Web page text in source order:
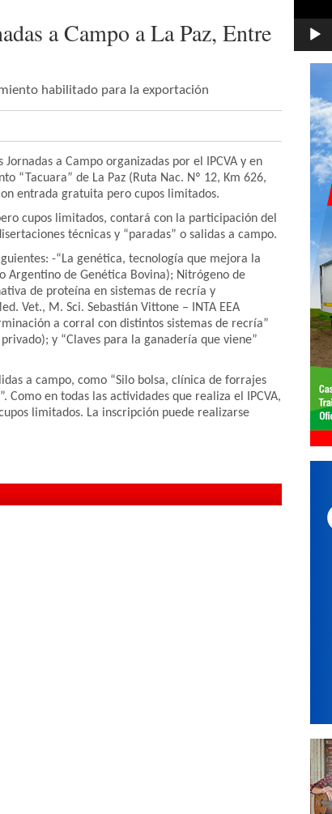
a Campo a La Paz, Entre
habilitado para la exportación
a Campo organizadas por el IPCVA y en
“Tacuara” de La Paz (Ruta Nac. Nº 12, Km 626,
entrada gratuita pero cupos limitados.
cupos limitados, contará con la participación del
técnicas y “paradas” o salidas a campo.
-“La genética, tecnología que mejora la
Argentino de Genética Bovina); Nitrógeno de
de proteína en sistemas de recría y
Vet., M. Sci. Sebastián Vittone – INTA EEA
a corral con distintos sistemas de recría”
y “Claves para la ganadería que viene”
a campo, como “Silo bolsa, clínica de forrajes
Como en todas las actividades que realiza el IPCVA,
limitados. La inscripción puede realizarse